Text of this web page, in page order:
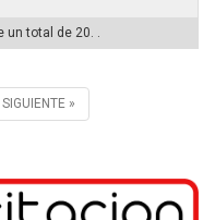
un total de 20. .
SIGUIENTE »